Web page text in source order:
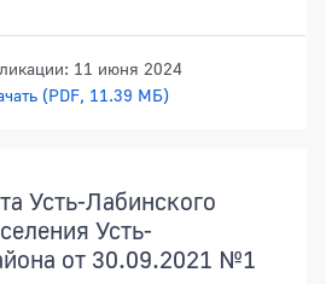
11 июня 2024
(PDF, 11.39 МБ)
Усть-Лабинского
Усть-
от 30.09.2021 №1